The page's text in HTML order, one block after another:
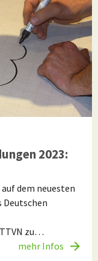
2023:
dem neuesten
Deutschen
zu…
mehr Infos